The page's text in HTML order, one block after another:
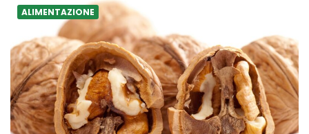
ALIMENTAZIONE